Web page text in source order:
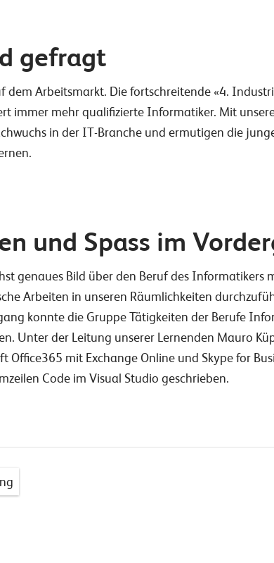
gefragt
dem Arbeitsmarkt. Die fortschreitende «4.
immer mehr qualifizierte Informatiker. Mit
in der IT-Branche und ermutigen die
und Spass im
genaues Bild über den Beruf des Informatikers
Arbeiten in unseren Räumlichkeiten
konnte die Gruppe Tätigkeiten der Berufe
Unter der Leitung unserer Lernenden Mauro
Office365 mit Exchange Online und Skype for
Code im Visual Studio geschrieben.